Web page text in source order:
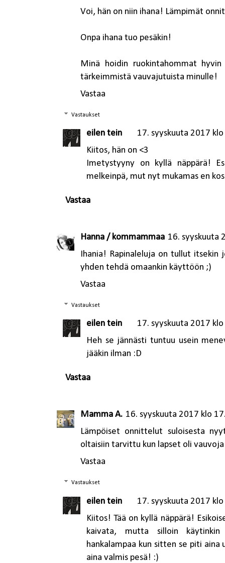
Voi, hän on niin ihana! Lämpimät
Onpa ihana tuo pesäkin!
Minä hoidin ruokintahommat
tärkeimmistä vauvajutuista minulle!
Vastaa
Vastaukset
eilen tein
17. syyskuuta 2017
Kiitos, hän on <3
Imetystyyny on kyllä näppärä!
melkeinpä, mut nyt mukamas en
Vastaa
Hanna / kommammaa 16. syyskuuta
Ihania! Rapinaleluja on tullut itsekin
yhden tehdä omaankin käyttöön ;)
Vastaa
Vastaukset
eilen tein
17. syyskuuta 2017
Heh se jännästi tuntuu usein
jääkin ilman :D
Vastaa
Mamma A. 16. syyskuuta 2017 klo
Lämpöiset onnittelut suloisesta
oltaisiin tarvittu kun lapset oli
Vastaa
Vastaukset
eilen tein
17. syyskuuta 2017
Kiitos! Tää on kyllä näppärä!
kaivata, mutta silloin
hankalampaa kun sitten se piti
aina valmis pesä! :)